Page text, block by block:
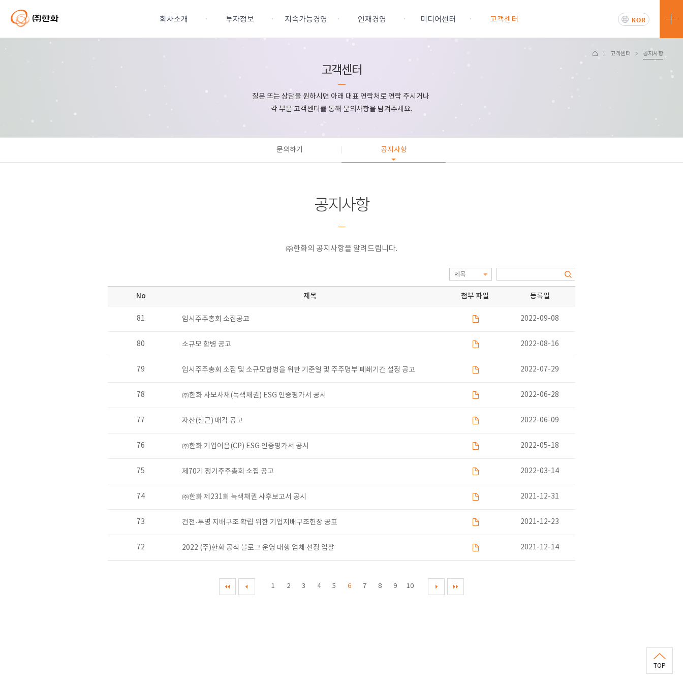
기
회사소개 투자정보 지속가능경영
지속가능경영
안전환경보건경영
사회공헌
인권경영
인재경영
인재상
채용전형
미디어센터
보도자료
고객센터
KOR
고객센터 공지사항
고객센터
질문 또는 상담을 원하시면 아래 대표 연락처로 연락 주시거나
각 부문 고객센터를 통해 문의사항을 남겨주세요.
문의하기 공지사항
공지사항
㈜한화의 공지사항을 알려드립니다.
제목
전체
No 제목 첨부 파일 등록일
81 임시주주총회 소집공고 2022-09-08
80 소규모 합병 공고 2022-08-16
79 임시주주총회 소집 및 소규모합병을 위한 기준일 및 주주명부 폐쇄기간 설정 공고 2022-07-29
78 ㈜한화 사모사채(녹색채권) ESG 인증평가서 공시 2022-06-28
77 자산(철근) 매각 공고 2022-06-09
76 ㈜한화 기업어음(CP) ESG 인증평가서 공시 2022-05-18
75 제70기 정기주주총회 소집 공고 2022-03-14
74 ㈜한화 제231회 녹색채권 사후보고서 공시 2021-12-31
73 건전·투명 지배구조 확립 위한 기업지배구조헌장 공표 2021-12-23
72 2022 (주)한화 공식 블로그 운영 대행 업체 선정 입찰 2021-12-14
1 2 3 4 5 6 7 8 9 10
TOP